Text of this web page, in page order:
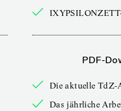
PDF-
Die aktuelle TdZ-
Das jährliche